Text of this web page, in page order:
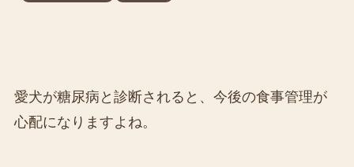
愛犬が糖尿病と診断されると、今後の食事管理が
心配になりますよね。